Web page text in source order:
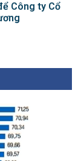
Công ty Cổ